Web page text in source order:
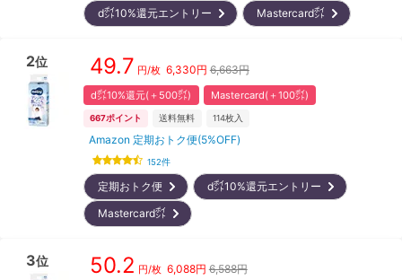
d㌽10%還元エントリー
Mastercard㌽
2位 49.7 円/枚 6,330円 6,663円
d㌽10%還元(＋500㌽) Mastercard(＋100㌽)
667ポイント 送料無料 114枚入
Amazon 定期おトク便(5%OFF)
152件
定期おトク便
d㌽10%還元エントリー
Mastercard㌽
3位 50.2 円/枚 6,088円 6,588円